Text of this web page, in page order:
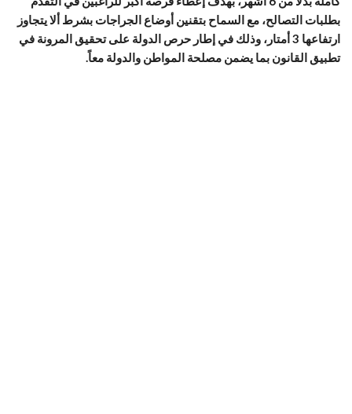
بطلبات التصالح، مع السماح بتقنين أوضاع الجراجات بشرط ألا يتجاوز
ارتفاعها 3 أمتار، وذلك في إطار حرص الدولة على تحقيق المرونة في
تطبيق القانون بما يضمن مصلحة المواطن والدولة معاً.